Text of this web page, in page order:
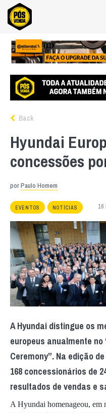
Back
Hyundai
concessões
porPaulo Homem
EVENTOS NOTÍCIAS 16
A Hyundai distingue os
europeus anualmente no
Ceremony”. Na edição
168 concessionários de
resultados de vendas e
A Hyundai homenageou, em